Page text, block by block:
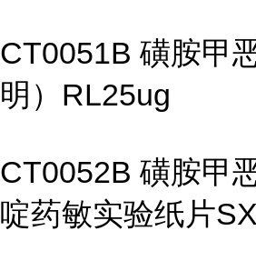
CT0051B 磺胺甲
明）RL25ug
CT0052B 磺胺甲
啶药敏实验纸片